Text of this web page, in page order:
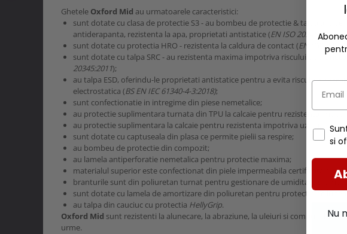
Ghetele Oxford Mid au urmatoarele caracteristici:
sunt dotate cu clasa de protectie S3 - au bombeu de protectie & talpa
antiderapanta, rezistenta la apa, proprietati antistatice (EN ISO 20345:2011);
sunt dotate cu protectia HRO - rezistenta la caldura de contact (EN ISO
sunt dotate cu talpa SRC - au rezistenta maxima impotriva riscului de
20345:2011);
au talpa ESD, oferindu-le proprietati antistatice pentru a evita riscul de
electrostatica (BS EN IEC 61340-4-3:2018);
sunt confectionatie in intregime din piese nemetalice;
au protectie suplimentara turnata din TPU la calcaie pentru rezistenta
au protectie suplimentara la calcaie pentru rezistenta impotriva uzurii;
sunt dotate cu captuseala din plasa ce permite pielii sa respire;
au bombeu de protectie din compozit;
au lamela antiperforatie nemetalica pentru protectie maxima;
materialul superior este confectionat din piele impermeabila certificata
LWG ;
branturile sunt din poliuretan turnat pentru gestionare de umiditate si
sunt dotate cu lamela de amortizare din poliuretan pentru protectie de
au talpa din cauciuc cu protectia HellyGrip.
Oxford Mid sunt rezistenti la alunecare, la abraziune, la uleiuri si combustibili si
urme.
si
Nu